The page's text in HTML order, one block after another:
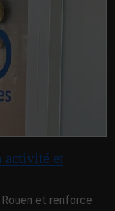
activité et
et renforce